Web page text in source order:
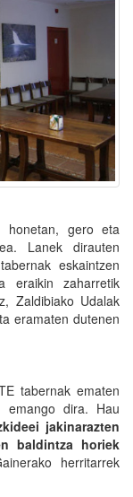
honetan, gero eta
Lanek dirauten
eskaintzen
eraikin zaharretik
Zaldibiako Udalak
eramaten dutenen
tabernak ematen
emango dira. Hau
jakinarazten
baldintza horiek
herritarrek